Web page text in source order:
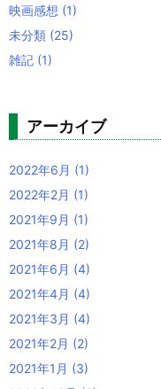
映画感想 (1)
未分類 (25)
雑記 (1)
アーカイブ
2022年6月 (1)
2022年2月 (1)
2021年9月 (1)
2021年8月 (2)
2021年6月 (4)
2021年4月 (4)
2021年3月 (4)
2021年2月 (2)
2021年1月 (3)